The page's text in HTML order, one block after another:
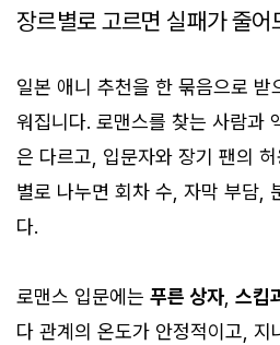
장르별로 고르면 실패가 줄어
일본 애니 추천을 한 묶음으로 받
워집니다. 로맨스를 찾는 사람과
은 다르고, 입문자와 장기 팬의
별로 나누면 회차 수, 자막 부담,
다.
로맨스 입문에는 푸른 상자 스킵
다 관계의 온도가 안정적이고, 지